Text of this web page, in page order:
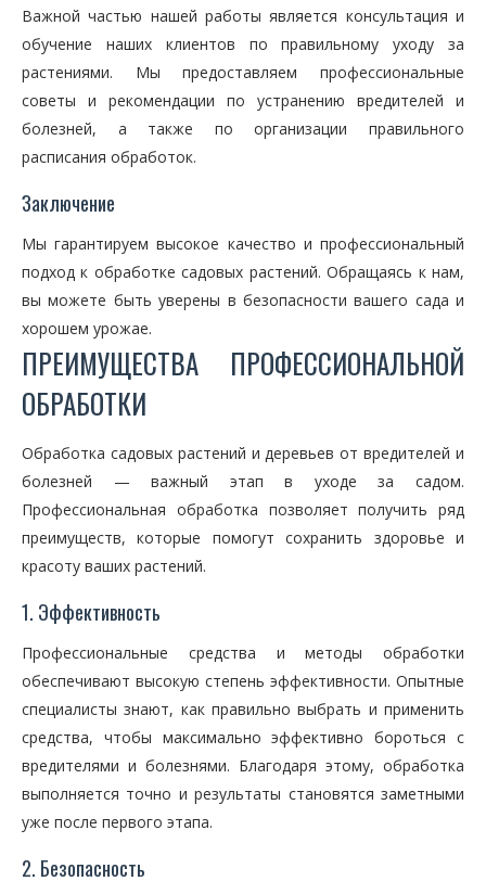
Важной частью нашей работы является консультация и
обучение наших клиентов по правильному уходу за
растениями. Мы предоставляем профессиональные
советы и рекомендации по устранению вредителей и
болезней, а также по организации правильного
расписания обработок.
Заключение
Мы гарантируем высокое качество и профессиональный
подход к обработке садовых растений. Обращаясь к нам,
вы можете быть уверены в безопасности вашего сада и
хорошем урожае.
ПРЕИМУЩЕСТВА ПРОФЕССИОНАЛЬНОЙ
ОБРАБОТКИ
Обработка садовых растений и деревьев от вредителей и
болезней — важный этап в уходе за садом.
Профессиональная обработка позволяет получить ряд
преимуществ, которые помогут сохранить здоровье и
красоту ваших растений.
1. Эффективность
Профессиональные средства и методы обработки
обеспечивают высокую степень эффективности. Опытные
специалисты знают, как правильно выбрать и применить
средства, чтобы максимально эффективно бороться с
вредителями и болезнями. Благодаря этому, обработка
выполняется точно и результаты становятся заметными
уже после первого этапа.
2. Безопасность